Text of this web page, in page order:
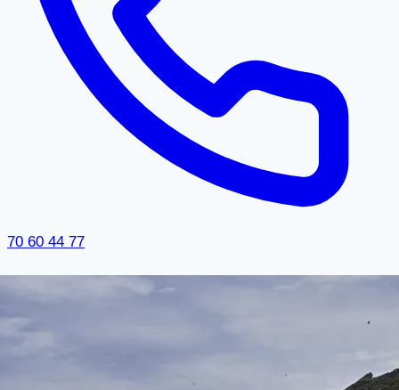
70 60 44 77